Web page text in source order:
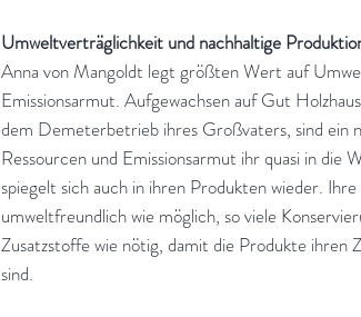
Umweltverträglichkeit und nachhaltige
Anna von Mangoldt legt größten Wert auf
Emissionsarmut. Aufgewachsen auf Gut
dem Demeterbetrieb ihres Großvaters, sind ein
Ressourcen und Emissionsarmut ihr quasi in die
spiegelt sich auch in ihren Produkten wieder.
umweltfreundlich wie möglich, so viele
Zusatzstoffe wie nötig, damit die Produkte ihren
sind.